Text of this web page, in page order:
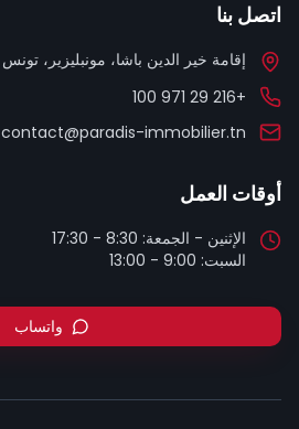
اتصل بنا
إقامة خير الدين باشا، مونبليزير، تونس 1082
+216 29 971 100
contact@paradis-immobilier.tn
أوقات العمل
السبت: 9:00 - 13:00
واتساب